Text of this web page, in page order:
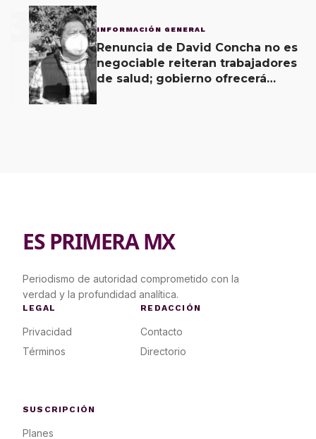
3 INFORMACIÓN GENERAL
Renuncia de David Concha no es
negociable reiteran trabajadores
de salud; gobierno ofrecerá
ES PRIMERA MX
Periodismo de autoridad comprometido con la
verdad y la profundidad analítica.
LEGAL
Privacidad
Términos
REDACCIÓN
Contacto
Directorio
SUSCRIPCIÓN
Planes